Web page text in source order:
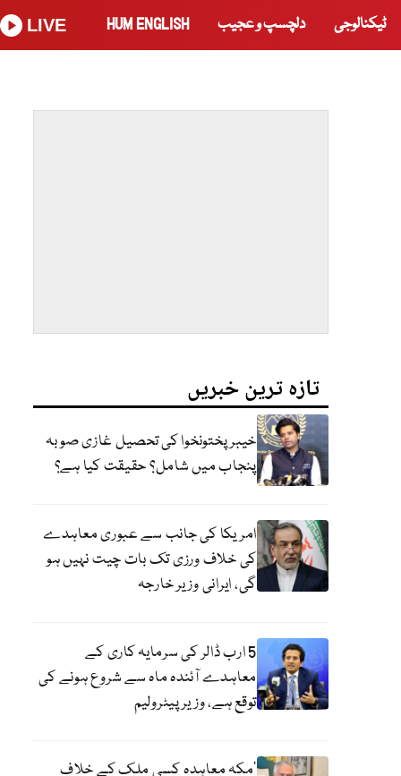
ٹیکنالوجی دلچسپ و عجیب HUM ENGLISH
LIVE
تازہ ترین خبریں
خیبر پختونخوا کی تحصیل غازی صوبہ
پنجاب میں شامل؟ حقیقت کیا ہے؟
امریکا کی جانب سے عبوری معاہدے
کی خلاف ورزی تک بات چیت نہیں ہو
گی، ایرانی وزیر خارجہ
5 ارب ڈالر کی سرمایہ کاری کے
معاہدے آئندہ ماہ سے شروع ہونے کی
توقع ہے، وزیر پیٹرولیم
‘مکہ معاہدہ کسی ملک کے خلاف